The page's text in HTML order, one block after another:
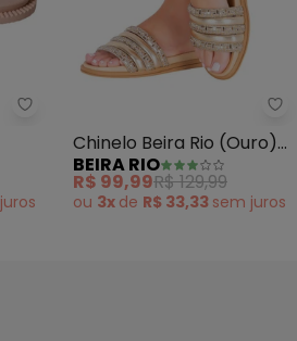
Perfecta - Papete (Bege) em
juros
Chinelo Beira Rio (Ouro)
em Sintético
BEIRA RIO
R$ 99,99R$ 129,99
ou 3x de R$ 33,33 sem juros